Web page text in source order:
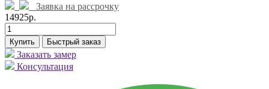
Заявка на рассрочку
14925р.
Купить Быстрый заказ
Заказать замер
Консультация